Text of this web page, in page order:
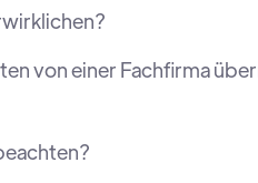
von einer Fachfirma